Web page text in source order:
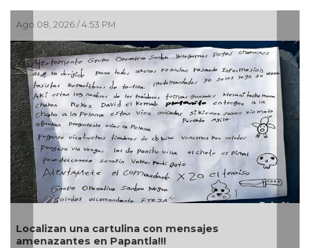
con mensajes
Aseguran 200 kilos de
de la misma droga y